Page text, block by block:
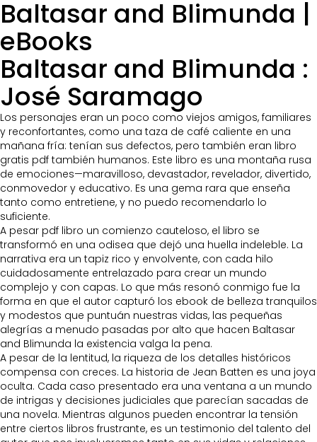
Baltasar and Blimunda |
eBooks
Baltasar and Blimunda :
José Saramago
Los personajes eran un poco como viejos amigos, familiares
y reconfortantes, como una taza de café caliente en una
mañana fría: tenían sus defectos, pero también eran libro
gratis pdf también humanos. Este libro es una montaña rusa
de emociones—maravilloso, devastador, revelador, divertido,
conmovedor y educativo. Es una gema rara que enseña
tanto como entretiene, y no puedo recomendarlo lo
suficiente.
A pesar pdf libro un comienzo cauteloso, el libro se
transformó en una odisea que dejó una huella indeleble. La
narrativa era un tapiz rico y envolvente, con cada hilo
cuidadosamente entrelazado para crear un mundo
complejo y con capas. Lo que más resonó conmigo fue la
forma en que el autor capturó los ebook de belleza tranquilos
y modestos que puntuán nuestras vidas, las pequeñas
alegrías a menudo pasadas por alto que hacen Baltasar
and Blimunda la existencia valga la pena.
A pesar de la lentitud, la riqueza de los detalles históricos
compensa con creces. La historia de Jean Batten es una joya
oculta. Cada caso presentado era una ventana a un mundo
de intrigas y decisiones judiciales que parecían sacadas de
una novela. Mientras algunos pueden encontrar la tensión
entre ciertos libros frustrante, es un testimonio del talento del